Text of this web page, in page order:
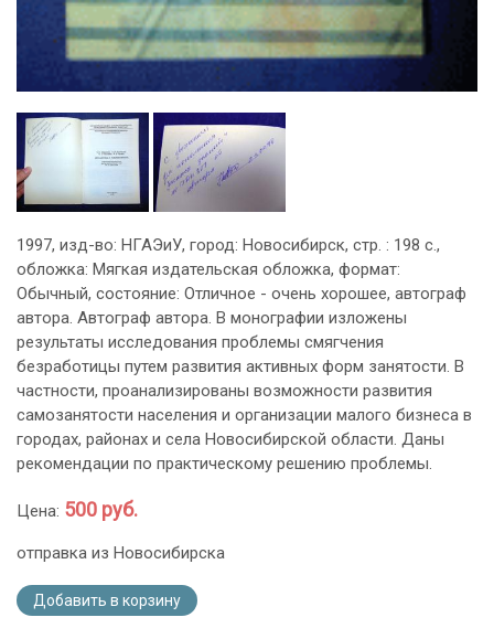
1997, изд-во: НГАЭиУ, город: Новосибирск, стр. : 198 с.,
обложка: Мягкая издательская обложка, формат:
Обычный, состояние: Отличное - очень хорошее, автограф
автора. Автограф автора. В монографии изложены
результаты исследования проблемы смягчения
безработицы путем развития активных форм занятости. В
частности, проанализированы возможности развития
самозанятости населения и организации малого бизнеса в
городах, районах и села Новосибирской области. Даны
рекомендации по практическому решению проблемы.
Цена: 500 руб.
отправка из Новосибирска
Добавить в корзину